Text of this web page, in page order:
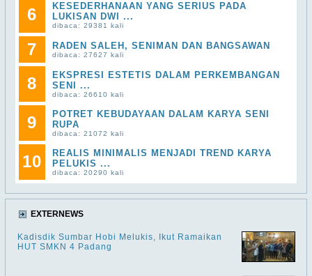
6
KESEDERHANAAN YANG SERIUS PADA
LUKISAN DWI ...
dibaca: 29381 kali
7 RADEN SALEH, SENIMAN DAN BANGSAWAN
dibaca: 27627 kali
8
EKSPRESI ESTETIS DALAM PERKEMBANGAN
SENI ...
dibaca: 26610 kali
9
POTRET KEBUDAYAAN DALAM KARYA SENI
RUPA
dibaca: 21072 kali
10
REALIS MINIMALIS MENJADI TREND KARYA
PELUKIS ...
dibaca: 20290 kali
EXTERNEWS
Kadisdik Sumbar Hobi Melukis, Ikut Ramaikan
HUT SMKN 4 Padang